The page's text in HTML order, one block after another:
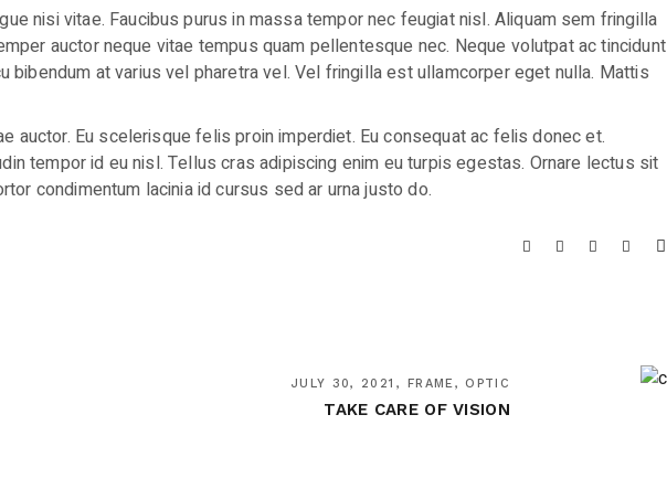
nisi vitae. Faucibus purus in massa tempor nec feugiat nisl. Aliquam sem fringilla
auctor neque vitae tempus quam pellentesque nec. Neque volutpat ac tincidunt
at varius vel pharetra vel. Vel fringilla est ullamcorper eget nulla. Mattis
auctor. Eu scelerisque felis proin imperdiet. Eu consequat ac felis donec et.
tempor id eu nisl. Tellus cras adipiscing enim eu turpis egestas. Ornare lectus sit
condimentum lacinia id cursus sed ar urna justo do.
JULY 30, 2021 FRAME, OPTIC
TAKE CARE OF VISION